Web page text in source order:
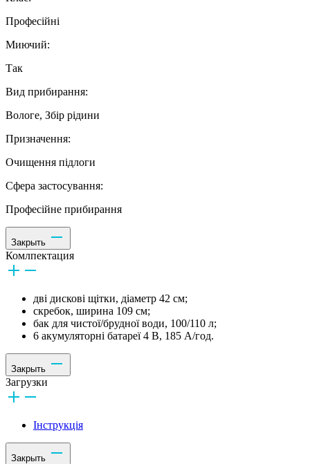
Професійні
Миючий:
Так
Вид прибирання:
Вологе, Збір рідини
Призначення:
Очищення підлоги
Сфера застосування:
Професійне прибирання
Закрыть
Комлпектация
дві дискові щітки, діаметр 42 см;
скребок, ширина 109 см;
бак для чистої/брудної води, 100/110 л;
6 акумуляторні батареї 4 В, 185 А/год.
Закрыть
Загрузки
Інструкція
Закрыть